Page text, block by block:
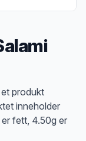
produkt
inneholder
fett, 4.50g er